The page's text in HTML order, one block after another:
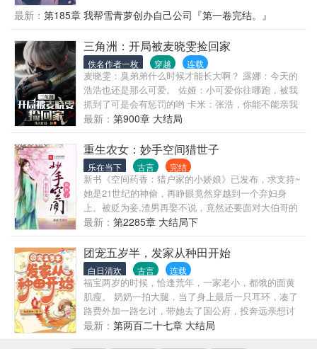
容： 不要......... 再次醒过来，发现他发现自己重生...
发现他自己竟然回到了高三那年。 发现自己竟然回到
了高三那年。 看着周围熟悉的教室和同学，他心中暗
自发誓，这一世我一定要改变自己的人生。
最新： 第185章 我帮雪青萝创办自己公司『第一卷完结。』
三角洲：开局被麦晓雯捡回家
佚名作者一枚 穿越 连载
麦晓雯：臭弟弟什么时候才能长大啊？ 露娜：今天的
浩浩也还是那么可爱。 佐娅：小可爱你往哪跑，被我
抓到了可是会有惩罚的哟 卡米：张浩，你能不能亲我
一下
最新： 第900章 大结局
重生农女：妙手空间猎世子
乐在当下 古言 完结
新书《空间药香：猎户家的小娇娘》已发布，求支持~
她是21世纪的神偷，再睁眼竟然穿越到一个弃妇身
上。被贬为妾,渣男再娶不说，竟然还要面对大伯哥的
欺辱，一家子的再三算计，李思思终于奋起和离。幸
好，得天厚爱，手携空间法宝，得无双制毒天赋，从
此后，她一针掌生死，一手掌命运，赚钱养家不在话
下。眼看着日子过得红红火火，本想挑选一个美夫婿
过着琴瑟和谐的生活，可这个原先的小叔子并不这样
子想。“我说让你滚听不到吗。”“听到了，这不滚了一
圈又回来了吗。”
最新： 第2285章 大结局下
团宠五岁半，发家从种田开始
白日清欢 古言 连载
福宝两岁的时候，恰逢荒年，一家老小，都饿的面黄
肌瘦。 奶奶一拍大腿，当了身上最后一只耳环，凑了
路费外加一路乞讨，带她去了国公府，投奔远亲想讨
个活路。 兴许是贵人心善，也也许是老天爷还没打算
活活饿死她们一家老小。 具体情形，福宝不太记得
最新： 第两百二十七章 大结局